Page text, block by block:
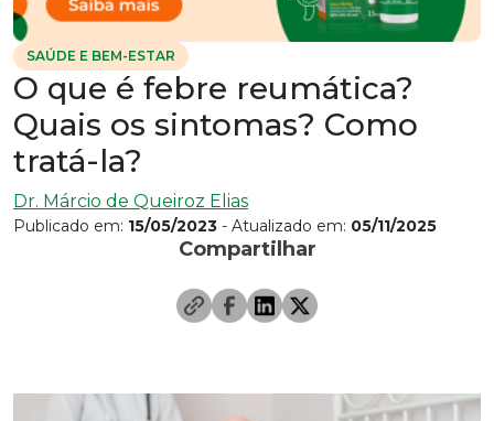
SAÚDE E BEM-ESTAR
O que é febre reumática?
Quais os sintomas? Como
tratá-la?
Dr. Márcio de Queiroz Elias
Publicado em: 15/05/2023 - Atualizado em: 05/11/2025
Compartilhar